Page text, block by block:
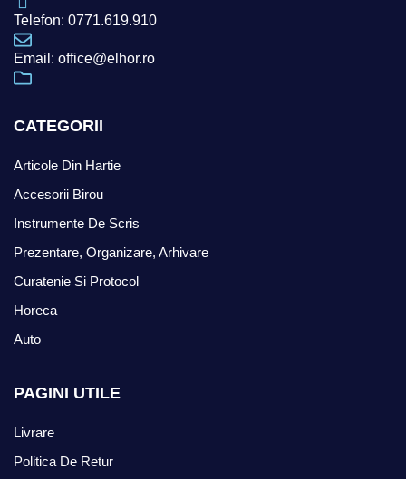
Telefon: 0771.619.910
Email: office@elhor.ro
CATEGORII
Articole Din Hartie
Accesorii Birou
Instrumente De Scris
Prezentare, Organizare, Arhivare
Curatenie Si Protocol
Horeca
Auto
PAGINI UTILE
Livrare
Politica De Retur